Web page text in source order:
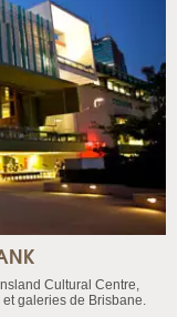
Cultural Centre,
et galeries de Brisbane.